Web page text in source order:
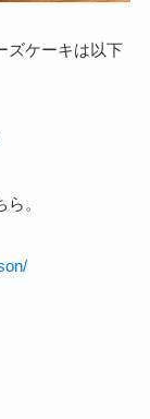
ズケーキは以下
。